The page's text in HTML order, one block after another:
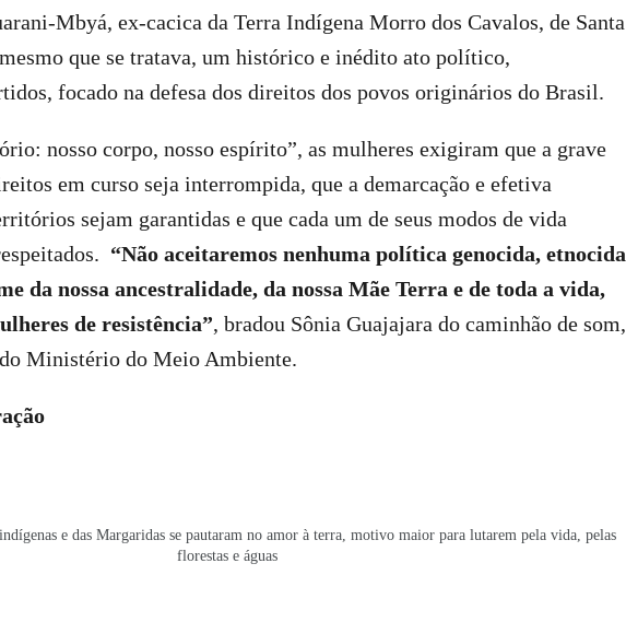
Mbyá, ex-cacica da Terra Indígena Morro dos Cavalos, de Santa
que se tratava, um histórico e inédito ato político,
focado na defesa dos direitos dos povos originários do Brasil.
nosso corpo, nosso espírito”, as mulheres exigiram que a grave
em curso seja interrompida, que a demarcação e efetiva
sejam garantidas e que cada um de seus modos de vida
“Não aceitaremos nenhuma política genocida, etnocida
da nossa ancestralidade, da nossa Mãe Terra e de toda a vida,
de resistência”, bradou Sônia Guajajara do caminhão de som,
Ministério do Meio Ambiente.
e das Margaridas se pautaram no amor à terra, motivo maior para lutarem pela vida, pelas
florestas e águas